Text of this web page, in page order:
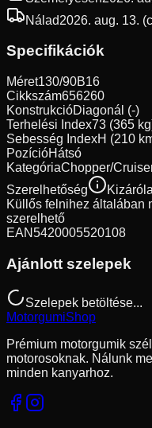
Nálad2026. aug. 13.
Specifikációk
Méret130/90B16
Cikkszám656260
KonstrukcióDiagonál (-)
Terhelési Index73 (365
Sebesség IndexH (210
PozícióHátsó
KategóriaChopper/
Szerelhetőség
Küllős felnihez általában
szerelhető
EAN5420005520108
Ajánlott szelepek
Szelepek betöltése...
MotorgumiShop
Prémium motorgumik
motorosoknak. Nálunk
minden kanyarhoz.